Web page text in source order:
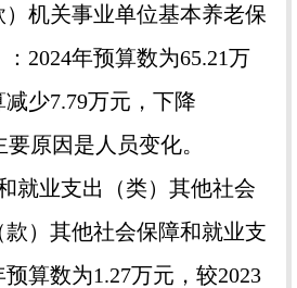
机关事业单位基本养老保
2024年预算数为65.21万
少7.79万元，下降
原因是人员变化。
业支出（类）其他社会
）其他社会保障和就业支
算数为1.27万元，较2023